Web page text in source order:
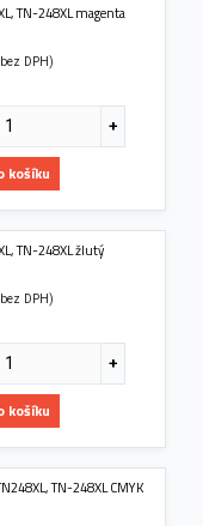
TN-248XL magenta
DPH)
košíku
TN-248XL žlutý
DPH)
košíku
TN-248XL CMYK